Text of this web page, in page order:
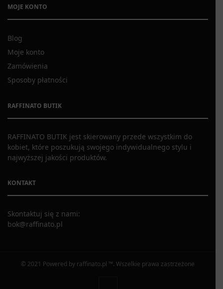
MOJE KONTO
Blog
Moje konto
Zamówienia
Sposoby płatności
RAFFINATO BUTIK
RAFFINATO BUTIK jest skierowany przede wszystkim do
kobiet, które poszukują swojego indywidualnego stylu i
najwyższej jakości produktów.
KONTAKT
Skontaktuj się z nami:
bok@raffinato.pl
© 2021 Powered by raffinato.pl ™. Wszelkie prawa zastrzeżone